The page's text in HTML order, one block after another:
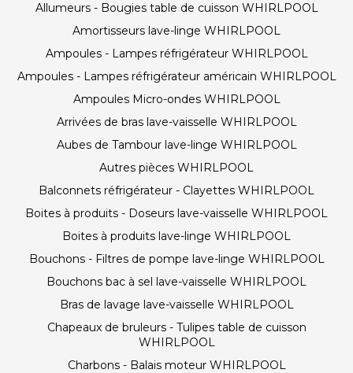
Allumeurs - Bougies table de cuisson WHIRLPOOL
Amortisseurs lave-linge WHIRLPOOL
Ampoules - Lampes réfrigérateur WHIRLPOOL
Ampoules - Lampes réfrigérateur américain WHIRLPOOL
Ampoules Micro-ondes WHIRLPOOL
Arrivées de bras lave-vaisselle WHIRLPOOL
Aubes de Tambour lave-linge WHIRLPOOL
Autres pièces WHIRLPOOL
Balconnets réfrigérateur - Clayettes WHIRLPOOL
Boites à produits - Doseurs lave-vaisselle WHIRLPOOL
Boites à produits lave-linge WHIRLPOOL
Bouchons - Filtres de pompe lave-linge WHIRLPOOL
Bouchons bac à sel lave-vaisselle WHIRLPOOL
Bras de lavage lave-vaisselle WHIRLPOOL
Chapeaux de bruleurs - Tulipes table de cuisson
WHIRLPOOL
Charbons - Balais moteur WHIRLPOOL